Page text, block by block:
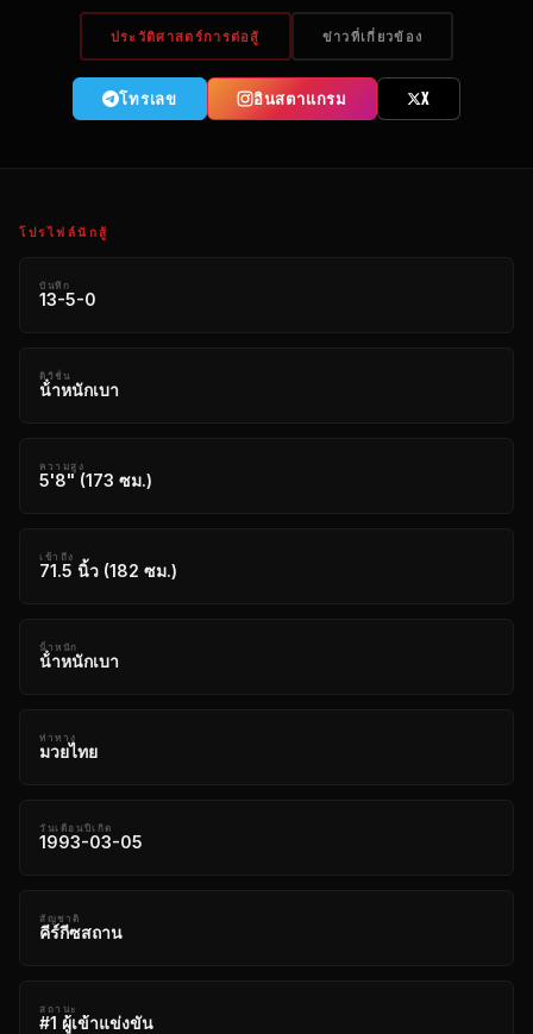
ประวัติศาสตร์การต่อสู้ ข่าวที่เกี่ยวข้อง
โทรเลข อินสตาแกรม X
โปรไฟล์นักสู้
บันทึก
13-5-0
ดิวิชั่น
น้ําหนักเบา
ความสูง
5'8" (173 ซม.)
เข้าถึง
71.5 นิ้ว (182 ซม.)
น้ําหนัก
น้ําหนักเบา
ท่าทาง
มวยไทย
วันเดือนปีเกิด
1993-03-05
สัญชาติ
คีร์กีซสถาน
สถานะ
#1 ผู้เข้าแข่งขัน